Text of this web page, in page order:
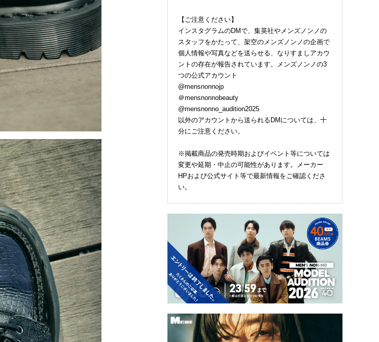
【ご注意ください】
インスタグラムのDMで、集英社やメンズノンノの
スタッフをかたって、架空のメンズノンノの企画で
個人情報や写真などを送らせる、なりすましアカウ
ントの存在が報告されています。メンズノンノの3
つの公式アカウント
@mensnonnojp
＠mensnonnobeauty
@mensnonno_audition2025
以外のアカウントから送られるDMについては、十
分にご注意ください。
※掲載商品の発売時期およびイベント等については
変更や延期・中止の可能性があります。メーカー
HPおよび公式サイト等で最新情報をご確認くださ
い。